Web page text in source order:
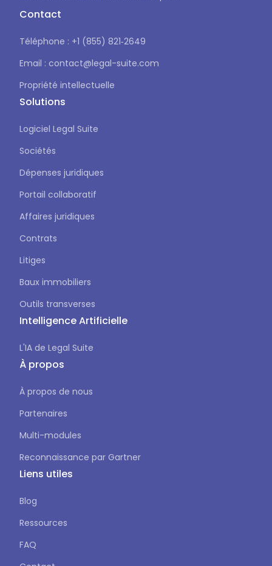
Contact
Téléphone : +1 (855) 821‑2649
Email : contact@legal-suite.com
Propriété intellectuelle
Solutions
Logiciel Legal Suite
Sociétés
Dépenses juridiques
Portail collaboratif
Affaires juridiques
Contrats
Litiges
Baux immobiliers
Outils transverses
Intelligence Artificielle
L'IA de Legal Suite
À propos
À propos de nous
Partenaires
Multi-modules
Reconnaissance par Gartner
Liens utiles
Blog
Ressources
FAQ